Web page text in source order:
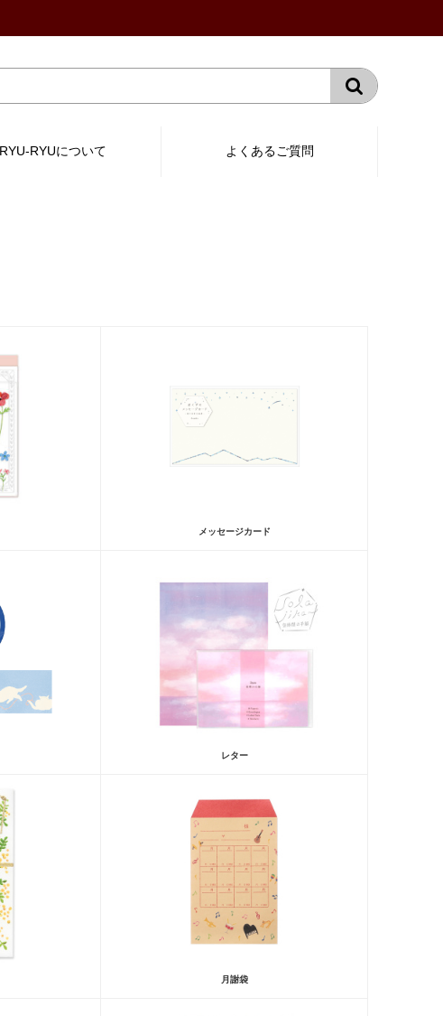
RYU-RYUについて よくあるご質問
メッセージカード
レター
月謝袋